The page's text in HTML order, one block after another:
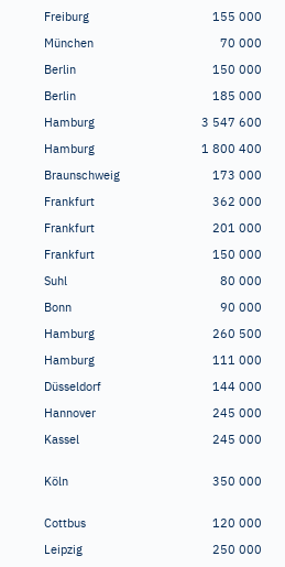
Freiburg 155 000
München 70 000
Berlin 150 000
Berlin 185 000
Hamburg 3 547 600
Hamburg 1 800 400
Braunschweig 173 000
Frankfurt 362 000
Frankfurt 201 000
Frankfurt 150 000
Suhl 80 000
Bonn 90 000
Hamburg 260 500
Hamburg 111 000
Düsseldorf 144 000
Hannover 245 000
Kassel 245 000
Köln 350 000
Cottbus 120 000
Leipzig 250 000